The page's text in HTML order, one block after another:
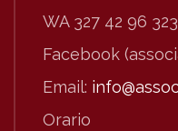
WA 327 42 96 323
Facebook
Email:
Orario